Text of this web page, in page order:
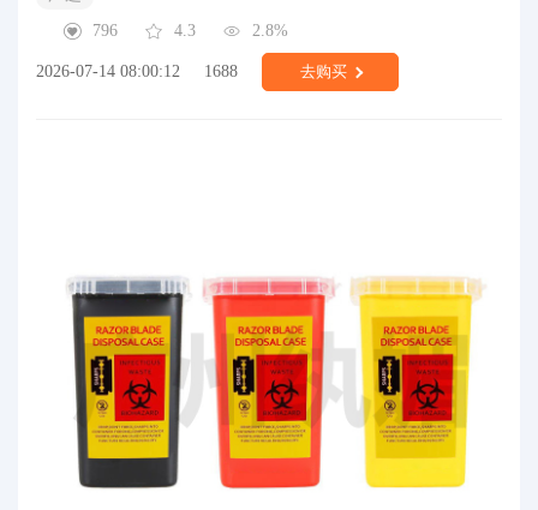
796
4.3 2.8%
2026-07-14 08:00:12 1688 去购买